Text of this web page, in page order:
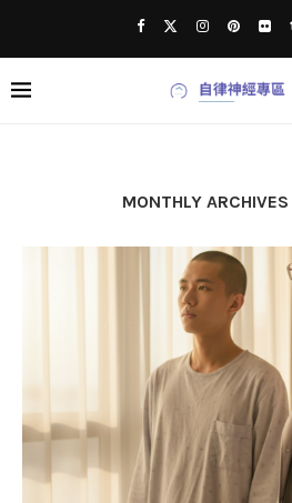
MONTHLY ARCHIVES